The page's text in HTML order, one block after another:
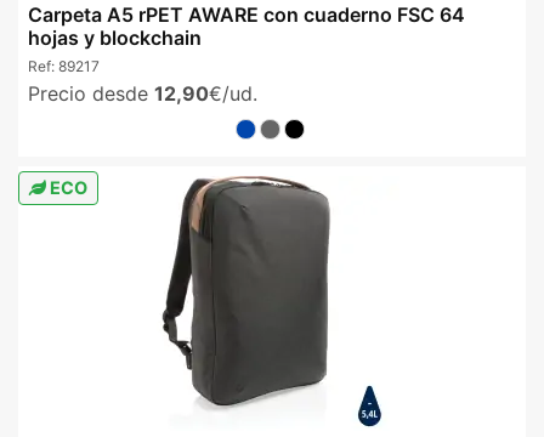
Carpeta A5 rPET AWARE con cuaderno FSC 64
hojas y blockchain
Ref: 89217
Precio desde 12,90€/ud.
ECO